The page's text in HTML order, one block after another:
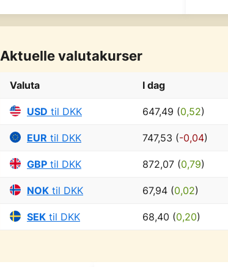
Aktuelle valutakurser
Valuta I dag
USD til DKK 647,49 (0,52)
EUR til DKK 747,53 (-0,04)
GBP til DKK 872,07 (0,79)
NOK til DKK 67,94 (0,02)
SEK til DKK 68,40 (0,20)